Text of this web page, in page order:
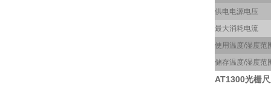
供电电源电压
最大消耗电流
使用温度/湿度范
储存温度/湿度范
AT1300光栅尺